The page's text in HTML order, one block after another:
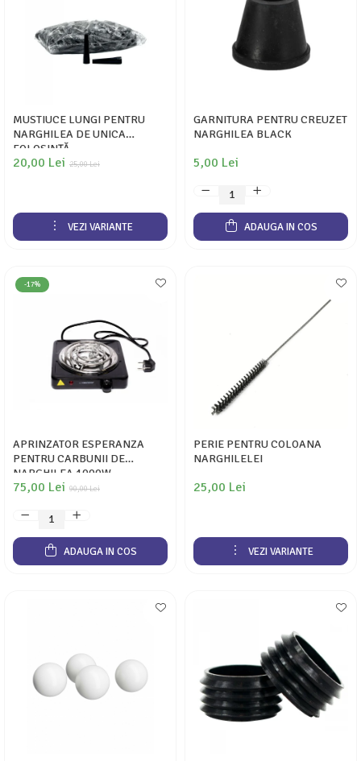
MUSTIUCE LUNGI PENTRU
NARGHILEA DE UNICA
FOLOSINȚĂ
25,00 Lei
20,00 Lei
VEZI VARIANTE
GARNITURA PENTRU CREUZET
NARGHILEA BLACK
5,00 Lei
ADAUGA IN COS
-17%
APRINZATOR ESPERANZA
PENTRU CARBUNII DE
NARGHILEA 1000W
90,00 Lei
75,00 Lei
ADAUGA IN COS
PERIE PENTRU COLOANA
NARGHILELEI
25,00 Lei
VEZI VARIANTE